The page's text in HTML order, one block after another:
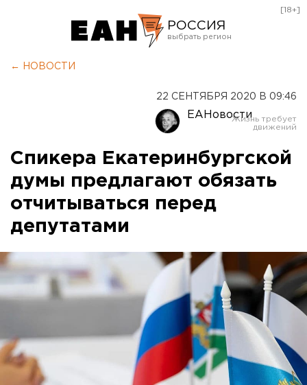
РОССИЯ
Оренбург
[18+]
← НОВОСТИ
22 СЕНТЯБРЯ 2020 В 09:46
ЕАНовости
Спикера Екатеринбургской
думы предлагают обязать
отчитываться перед
депутатами